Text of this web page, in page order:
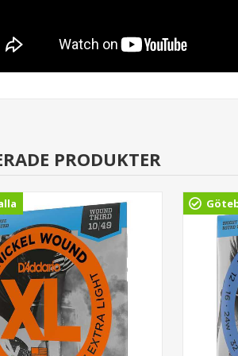
PRODUKTER